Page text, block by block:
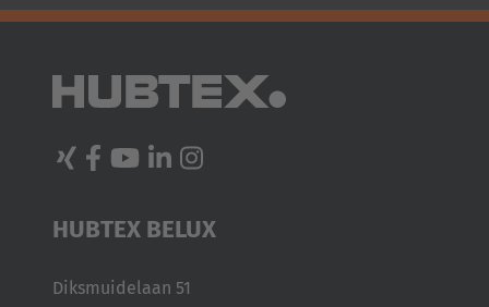
AMERICA
Brasil
United States
English
HUBTEX BELUX
Diksmuidelaan 51